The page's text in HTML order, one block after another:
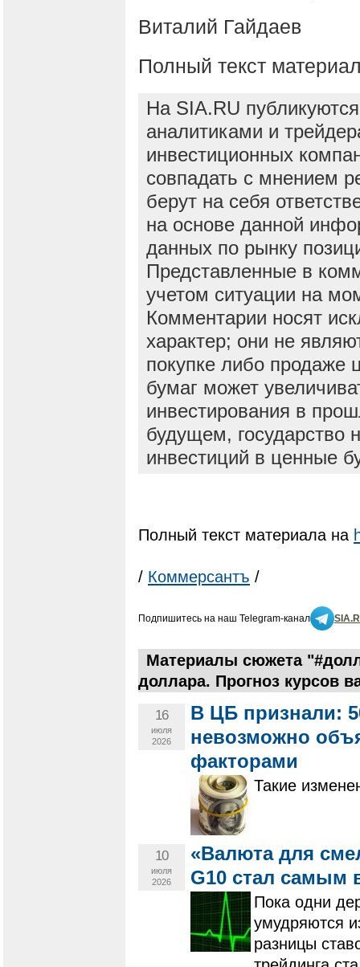
Виталий Гайдаев
Полный текст
На SIA.RU
аналитиками и
инвестиционных
совпадать с мнением
берут на себя
на основе данной
данных по рынку
Представленные в
учетом ситуации на
Комментарии носят
характер; они не
покупке либо продаже
бумаг может
инвестирования в
будущем, государство
инвестиций в ценные
Полный текст материала на
/ Коммерсантъ /
Подпишитесь на наш Telegram-канал
Материалы сюжета
доллара. Прогноз курсов
16
июля
2026
В ЦБ признали:
невозможно
факторами
Такие
10
июля
2026
«Валюта для
G10 стал самым
Пока одни
умудряются
разницы